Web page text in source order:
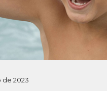
de 2023